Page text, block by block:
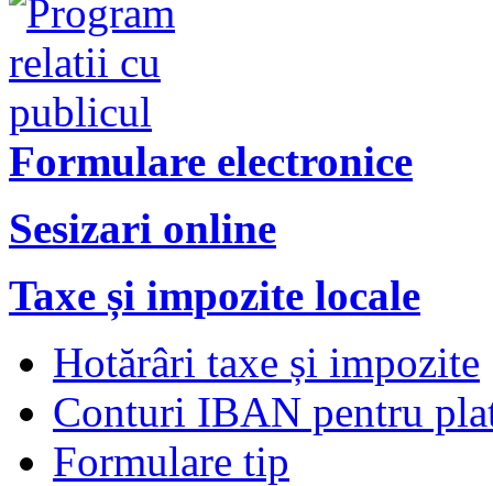
Formulare electronice
Sesizari online
Taxe și impozite locale
Hotărâri taxe și impozite
Conturi IBAN pentru
Formulare tip